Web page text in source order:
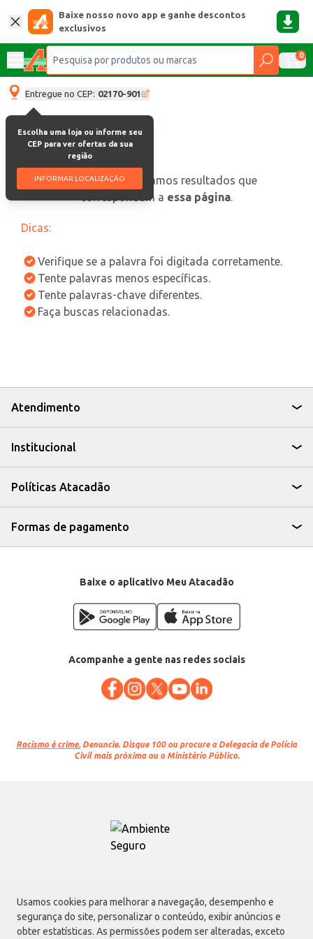
Usamos cookies para melhorar a navegação, desempenho e
segurança do site, personalizar o conteúdo, exibir anúncios e
obter estatísticas. As permissões podem ser alteradas, exceto
Baixe nosso novo app e ganhe descontos
exclusivos
0
Entregue no CEP: 02170-901
Escolha uma loja ou informe seu
CEP para ver ofertas da sua
região
INFORMAR LOCALIZAÇÃO
oops, não encontramos resultados que
correspondam a essa página.
Dicas:
Verifique se a palavra foi digitada corretamente.
Tente palavras menos específicas.
Tente palavras-chave diferentes.
Faça buscas relacionadas.
Atendimento
Institucional
Políticas Atacadão
Formas de pagamento
Baixe o aplicativo Meu Atacadão
Acompanhe a gente nas redes sociais
Racismo é crime. Denuncie. Disque 100 ou procure a Delegacia de Polícia
Civil mais próxima ou o Ministério Público.
Atacadão S.A.
Avenida Morvan Dias de Figueiredo, 6169, Vila Maria, São Paulo - SP | CEP
02170-901 | CNPJ: 75.315.333/0001-09